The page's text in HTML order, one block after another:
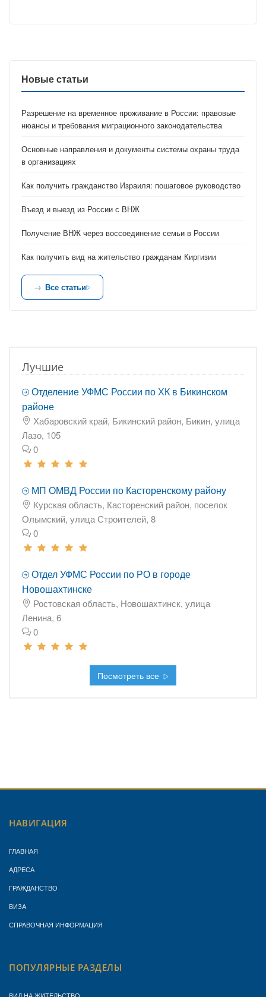
Новые статьи
Разрешение на временное проживание в России: правовые
нюансы и требования миграционного законодательства
Основные направления и документы системы охраны труда
в организациях
Как получить гражданство Израиля: пошаговое руководство
Въезд и выезд из России с ВНЖ
Получение ВНЖ через воссоединение семьи в России
Как получить вид на жительство гражданам Киргизии
Все статьи
Лучшие
Отделение УФМС России по ХК в Бикинском
районе
Хабаровский край, Бикинский район, Бикин, улица
Лазо, 105
0
МП ОМВД России по Касторенскому району
Курская область, Касторенский район, поселок
Олымский, улица Строителей, 8
0
Отдел УФМС России по РО в городе
Новошахтинске
Ростовская область, Новошахтинск, улица
Ленина, 6
0
Посмотреть все
НАВИГАЦИЯ
ГЛАВНАЯ
АДРЕСА
ГРАЖДАНСТВО
ВИЗА
СПРАВОЧНАЯ ИНФОРМАЦИЯ
ПОПУЛЯРНЫЕ РАЗДЕЛЫ